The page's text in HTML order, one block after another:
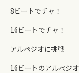
8ビートでチャ！
16ビートでチャ！
アルペジオに挑戦
16ビートのアルペジオ